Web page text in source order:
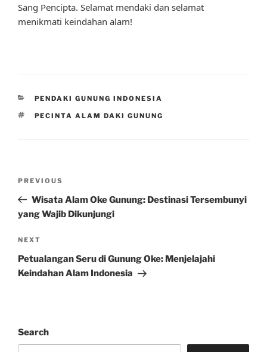
Sang Pencipta. Selamat mendaki dan selamat
menikmati keindahan alam!
CATEGORIES
PENDAKI GUNUNG INDONESIA
TAGS
PECINTA ALAM DAKI GUNUNG
Previous
Post
PREVIOUS
Wisata Alam Oke Gunung: Destinasi Tersembunyi
yang Wajib Dikunjungi
Next
Post
NEXT
Petualangan Seru di Gunung Oke: Menjelajahi
Keindahan Alam Indonesia
Search